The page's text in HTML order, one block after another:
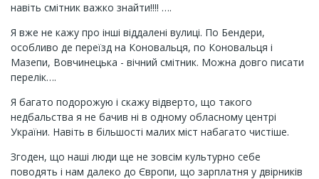
навіть смітник важко знайти!!!! ….
Я вже не кажу про інші віддалені вулиці. По Бендери,
особливо де переїзд на Коновальця, по Коновальця і
Мазепи, Вовчинецька - вічний смітник. Можна довго писати
перелік….
Я багато подорожую і скажу відверто, що такого
недбальства я не бачив ні в одному обласному центрі
України. Навіть в більшості малих міст набагато чистіше.
Згоден, що наші люди ще не зовсім культурно себе
поводять і нам далеко до Європи, що зарплатня у двірників